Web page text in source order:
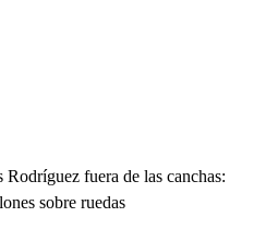
fuera de las canchas:
sobre ruedas